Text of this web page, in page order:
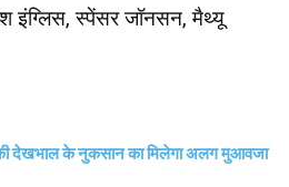
इंग्लिस, स्पेंसर जॉनसन, मैथ्यू
घर की देखभाल के नुकसान का मिलेगा अलग मुआवजा